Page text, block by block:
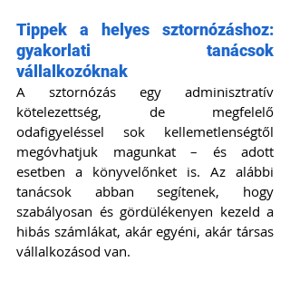
Tippek a helyes sztornózáshoz:
gyakorlati tanácsok
vállalkozóknak
A sztornózás egy adminisztratív
kötelezettség, de megfelelő
odafigyeléssel sok kellemetlenségtől
megóvhatjuk magunkat – és adott
esetben a könyvelőnket is. Az alábbi
tanácsok abban segítenek, hogy
szabályosan és gördülékenyen kezeld a
hibás számlákat, akár egyéni, akár társas
vállalkozásod van.